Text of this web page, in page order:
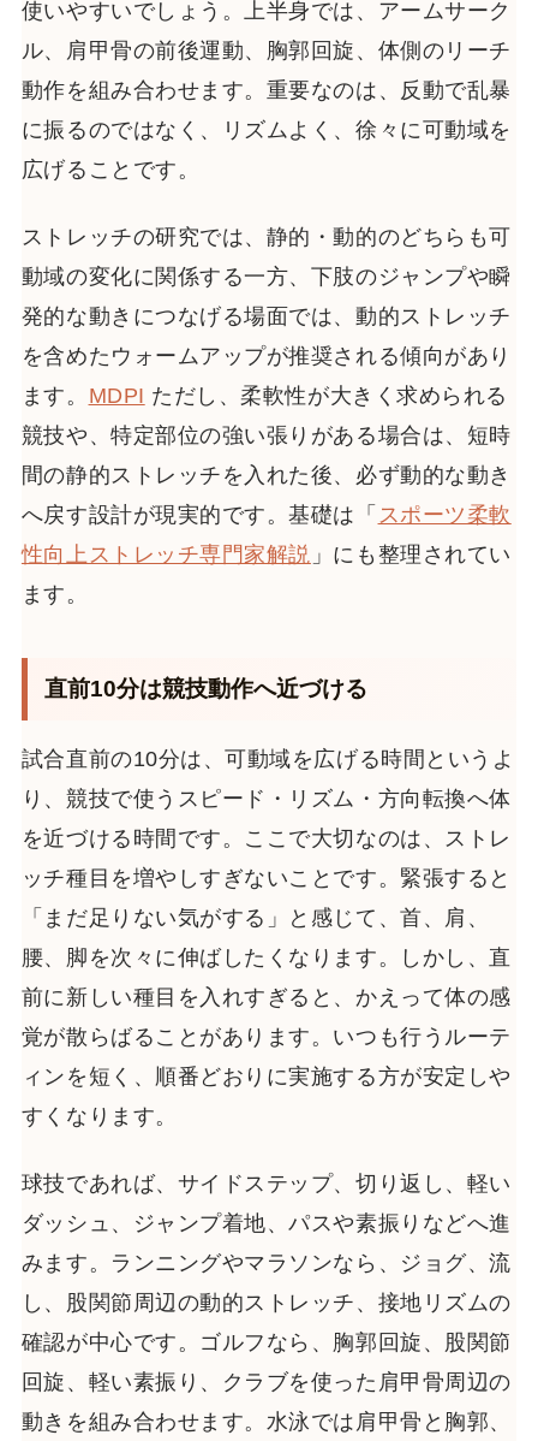
使いやすいでしょう。上半身では、アームサーク
ル、肩甲骨の前後運動、胸郭回旋、体側のリーチ
動作を組み合わせます。重要なのは、反動で乱暴
に振るのではなく、リズムよく、徐々に可動域を
広げることです。
ストレッチの研究では、静的・動的のどちらも可
動域の変化に関係する一方、下肢のジャンプや瞬
発的な動きにつなげる場面では、動的ストレッチ
を含めたウォームアップが推奨される傾向があり
ます。 MDPI ただし、柔軟性が大きく求められる
競技や、特定部位の強い張りがある場合は、短時
間の静的ストレッチを入れた後、必ず動的な動き
へ戻す設計が現実的です。基礎は「 スポーツ柔軟
性向上ストレッチ専門家解説 」にも整理されてい
ます。
直前10分は競技動作へ近づける
試合直前の10分は、可動域を広げる時間というよ
り、競技で使うスピード・リズム・方向転換へ体
を近づける時間です。ここで大切なのは、ストレ
ッチ種目を増やしすぎないことです。緊張すると
「まだ足りない気がする」と感じて、首、肩、
腰、脚を次々に伸ばしたくなります。しかし、直
前に新しい種目を入れすぎると、かえって体の感
覚が散らばることがあります。いつも行うルーテ
ィンを短く、順番どおりに実施する方が安定しや
すくなります。
球技であれば、サイドステップ、切り返し、軽い
ダッシュ、ジャンプ着地、パスや素振りなどへ進
みます。ランニングやマラソンなら、ジョグ、流
し、股関節周辺の動的ストレッチ、接地リズムの
確認が中心です。ゴルフなら、胸郭回旋、股関節
回旋、軽い素振り、クラブを使った肩甲骨周辺の
動きを組み合わせます。水泳では肩甲骨と胸郭、